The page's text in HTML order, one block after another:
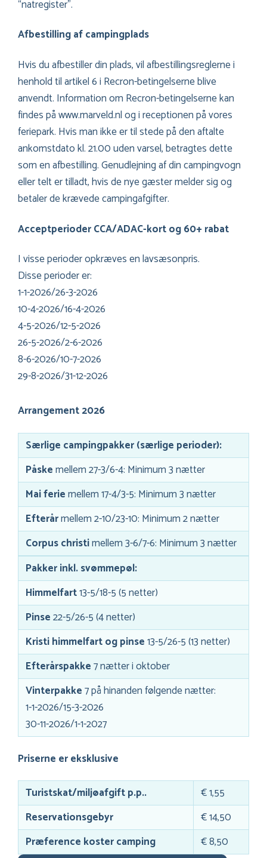
“natregister”.
Afbestilling af campingplads
Hvis du afbestiller din plads, vil afbestillingsreglerne i
henhold til artikel 6 i Recron-betingelserne blive
anvendt. Information om Recron-betingelserne kan
findes på www.marveld.nl og i receptionen på vores
feriepark. Hvis man ikke er til stede på den aftalte
ankomstdato kl. 21.00 uden varsel, betragtes dette
som en afbestilling. Genudlejning af din campingvogn
eller telt er tilladt, hvis de nye gæster melder sig og
betaler de krævede campingafgifter.
Acceptperioder CCA/ADAC-kort og 60+ rabat
I visse perioder opkræves en lavsæsonpris.
Disse perioder er:
1-1-2026/26-3-2026
10-4-2026/16-4-2026
4-5-2026/12-5-2026
26-5-2026/2-6-2026
8-6-2026/10-7-2026
29-8-2026/31-12-2026
Arrangement 2026
Særlige campingpakker (særlige perioder):
Påskemellem 27-3/6-4: Minimum 3 nætter
Mai feriemellem 17-4/3-5: Minimum 3 nætter
Efterårmellem 2-10/23-10: Minimum 2 nætter
Corpus christimellem 3-6/7-6: Minimum 3 nætter
Pakker inkl. svømmepøl:
Himmelfart13-5/18-5 (5 netter)
Pinse22-5/26-5 (4 netter)
Kristi himmelfart og pinse13-5/26-5 (13 netter)
Efterårspakke7 nætter i oktober
Vinterpakke7 på hinanden følgende nætter:
1-1-2026/15-3-2026
30-11-2026/1-1-2027
Priserne er eksklusive
Turistskat/miljøafgift p.p..
€ 1,55
Reservationsgebyr
€ 14,50
Præference koster camping
€ 8,50